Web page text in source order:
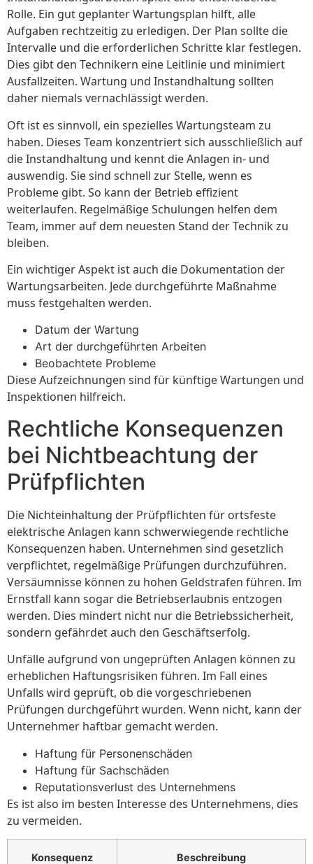
Rolle. Ein gut geplanter Wartungsplan hilft, alle
Aufgaben rechtzeitig zu erledigen. Der Plan sollte die
Intervalle und die erforderlichen Schritte klar festlegen.
Dies gibt den Technikern eine Leitlinie und minimiert
Ausfallzeiten. Wartung und Instandhaltung sollten
daher niemals vernachlässigt werden.
Oft ist es sinnvoll, ein spezielles Wartungsteam zu
haben. Dieses Team konzentriert sich ausschließlich auf
die Instandhaltung und kennt die Anlagen in- und
auswendig. Sie sind schnell zur Stelle, wenn es
Probleme gibt. So kann der Betrieb effizient
weiterlaufen. Regelmäßige Schulungen helfen dem
Team, immer auf dem neuesten Stand der Technik zu
bleiben.
Ein wichtiger Aspekt ist auch die Dokumentation der
Wartungsarbeiten. Jede durchgeführte Maßnahme
muss festgehalten werden.
Datum der Wartung
Art der durchgeführten Arbeiten
Beobachtete Probleme
Diese Aufzeichnungen sind für künftige Wartungen und
Inspektionen hilfreich.
Rechtliche Konsequenzen
bei Nichtbeachtung der
Prüfpflichten
Die Nichteinhaltung der Prüfpflichten für ortsfeste
elektrische Anlagen kann schwerwiegende rechtliche
Konsequenzen haben. Unternehmen sind gesetzlich
verpflichtet, regelmäßige Prüfungen durchzuführen.
Versäumnisse können zu hohen Geldstrafen führen. Im
Ernstfall kann sogar die Betriebserlaubnis entzogen
werden. Dies mindert nicht nur die Betriebssicherheit,
sondern gefährdet auch den Geschäftserfolg.
Unfälle aufgrund von ungeprüften Anlagen können zu
erheblichen Haftungsrisiken führen. Im Fall eines
Unfalls wird geprüft, ob die vorgeschriebenen
Prüfungen durchgeführt wurden. Wenn nicht, kann der
Unternehmer haftbar gemacht werden.
Haftung für Personenschäden
Haftung für Sachschäden
Reputationsverlust des Unternehmens
Es ist also im besten Interesse des Unternehmens, dies
zu vermeiden.
Konsequenz Beschreibung